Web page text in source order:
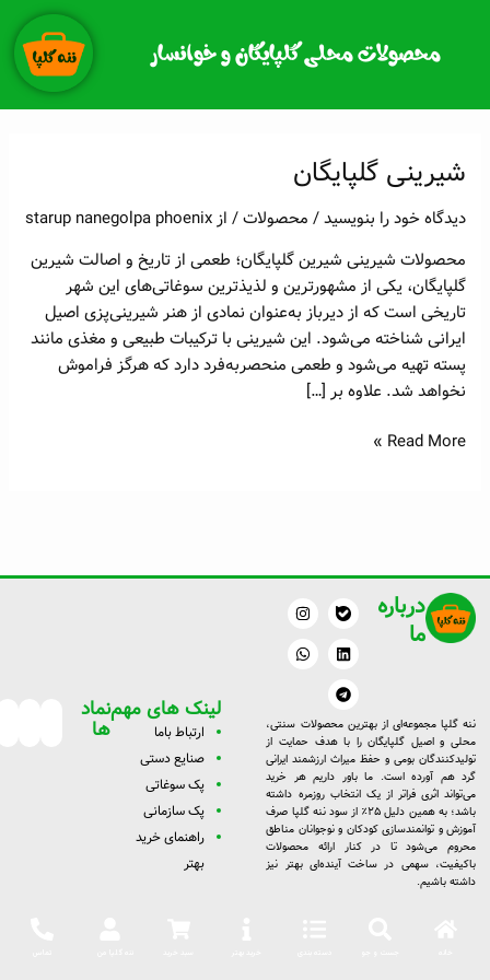
محصولات محلی گلپایگان و خوانسار
شیرینی گلپایگان
دیدگاه‌ خود را بنویسید / محصولات/ از starup nanegolpa phoenix
محصولات شیرینی شیرین گلپایگان؛ طعمی از تاریخ و اصالت شیرین
گلپایگان، یکی از مشهورترین و لذیذترین سوغاتی‌های این شهر
تاریخی است که از دیرباز به‌عنوان نمادی از هنر شیرینی‌پزی اصیل
ایرانی شناخته می‌شود. این شیرینی با ترکیبات طبیعی و مغذی مانند
پسته تهیه می‌شود و طعمی منحصربه‌فرد دارد که هرگز فراموش
نخواهد شد. علاوه بر […]
شیرینی
گلپایگان
Read More »
درباره
ما
I
n
t
a
m
L
i
k
e
d
i
W
h
t
s
T
e
e
g
r
a
ننه گلپا مجموعه‌ای از بهترین محصولات سنتی،
محلی و اصیل گلپایگان را با هدف حمایت از
تولیدکنندگان بومی و حفظ میراث ارزشمند ایرانی
گرد هم آورده است. ما باور داریم هر خرید
می‌تواند اثری فراتر از یک انتخاب روزمره داشته
باشد؛ به همین دلیل ۲۵٪ از سود ننه گلپا صرف
آموزش و توانمندسازی کودکان و نوجوانان مناطق
محروم می‌شود تا در کنار ارائه محصولات
باکیفیت، سهمی در ساخت آینده‌ای بهتر نیز
داشته باشیم.
نماد
ها
لینک های مهم
ارتباط باما
صنایع دستی
پک سوغاتی
پک سازمانی
راهنمای خرید
بهتر